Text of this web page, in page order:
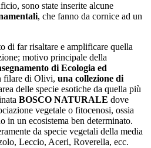
sono state inserite alcune
, che fanno da cornice ad un
di far risaltare e amplificare quella
motivo principale della
di Ecologia ed
filare di Olivi, una collezione di
delle specie esotiche da quella più
BOSCO NATURALE dove
vegetale o fitocenosi, ossia
in un ecosistema ben determinato.
da specie vegetali della media
Leccio, Aceri, Roverella, ecc.